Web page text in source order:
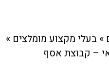
» בעלי מקצוע מומלצים »
– קבוצת אסף